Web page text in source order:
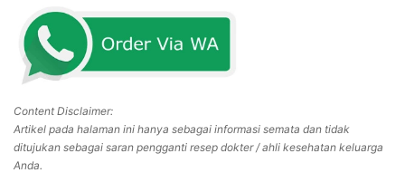
Content Disclaimer:
Artikel pada halaman ini hanya sebagai informasi semata dan tidak
ditujukan sebagai saran pengganti resep dokter / ahli kesehatan keluarga
Anda.